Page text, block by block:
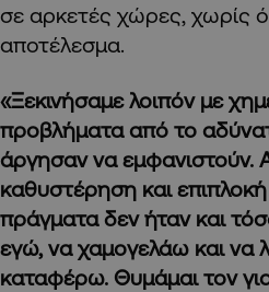
σε αρκετές χώρες, χωρίς
αποτέλεσμα.
«Ξεκινήσαμε λοιπόν με
προβλήματα από το
άργησαν να εμφανιστούν.
καθυστέρηση και
πράγματα δεν ήταν και
εγώ, να χαμογελάω και να
καταφέρω. Θυμάμαι τον